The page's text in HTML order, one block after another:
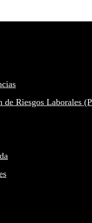
de Riesgos Laborales